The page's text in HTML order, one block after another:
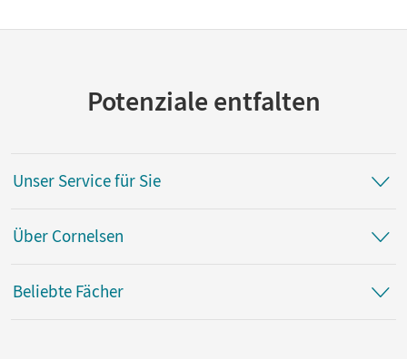
Potenziale entfalten
Unser Service für Sie
Über Cornelsen
Beliebte Fächer